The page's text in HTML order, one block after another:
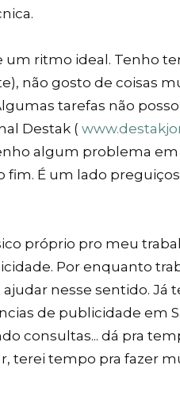
um ritmo ideal. Tenho
não gosto de coisas
tarefas não
Destak (
algum problema
fim. É um lado
próprio pro meu
Por enquanto
nesse sentido. Já
de publicidade em
consultas... dá pra
terei tempo pra fazer